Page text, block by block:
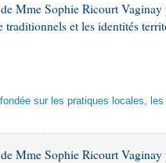
Mme Sophie Ricourt Vaginay
traditionnels et les identités
sur les pratiques locales,
Mme Sophie Ricourt Vaginay